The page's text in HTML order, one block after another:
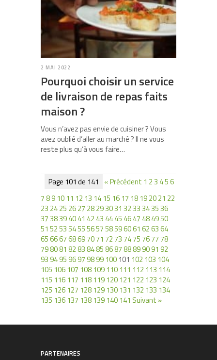
2 MAI 2022
Pourquoi choisir un service
de livraison de repas faits
maison ?
Vous n’avez pas envie de cuisiner ? Vous
avez oublié d’aller au marché ? Il ne vous
reste plus qu’à vous faire…
Page 101 de 141 « Précédent 1 23 456
789 10 11 12 13 14 15 16 17 18 192021 22
23 2425 2627 28293031 3233343536
3738394041 42 43 4445 4647 484950
51 52535455565758596061 626364
65666768697071 72737475767778
798081 82838485868788899091 92
93949596979899 100 101 102 103 104
105 106 107 108 109 110 111 112 113 114
115 116 117 118 119 120 121 122 123 124
125 126 127 128 129 130 131 132 133 134
135 136 137 138 139 140 141 Suivant »
PARTENAIRES